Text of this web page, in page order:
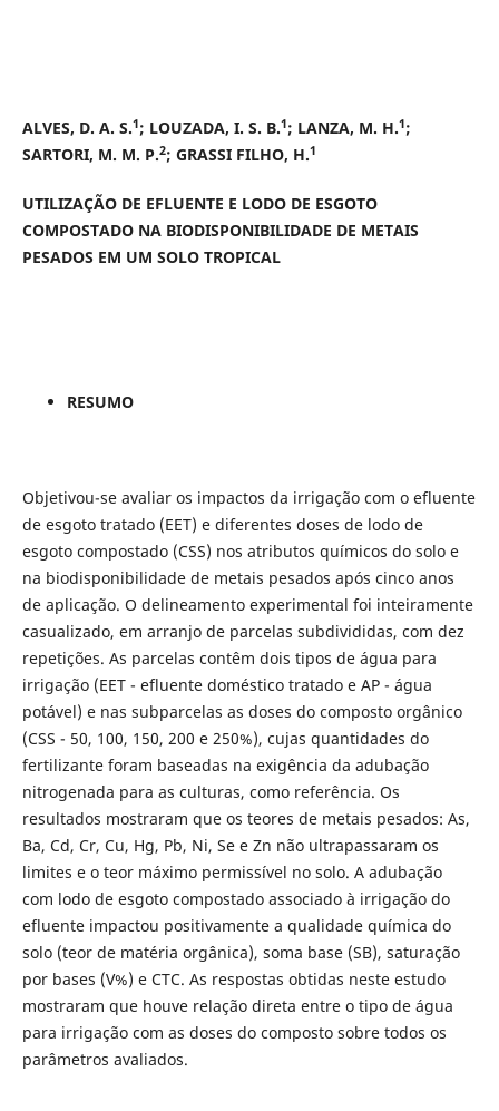
ALVES, D. A. S.1; LOUZADA, I. S. B.1; LANZA, M. H.1;
SARTORI, M. M. P.2; GRASSI FILHO, H.1
UTILIZAÇÃO DE EFLUENTE E LODO DE ESGOTO
COMPOSTADO NA BIODISPONIBILIDADE DE METAIS
PESADOS EM UM SOLO TROPICAL
RESUMO
Objetivou-se avaliar os impactos da irrigação com o efluente
de esgoto tratado (EET) e diferentes doses de lodo de
esgoto compostado (CSS) nos atributos químicos do solo e
na biodisponibilidade de metais pesados após cinco anos
de aplicação. O delineamento experimental foi inteiramente
casualizado, em arranjo de parcelas subdivididas, com dez
repetições. As parcelas contêm dois tipos de água para
irrigação (EET - efluente doméstico tratado e AP - água
potável) e nas subparcelas as doses do composto orgânico
(CSS - 50, 100, 150, 200 e 250%), cujas quantidades do
fertilizante foram baseadas na exigência da adubação
nitrogenada para as culturas, como referência. Os
resultados mostraram que os teores de metais pesados: As,
Ba, Cd, Cr, Cu, Hg, Pb, Ni, Se e Zn não ultrapassaram os
limites e o teor máximo permissível no solo. A adubação
com lodo de esgoto compostado associado à irrigação do
efluente impactou positivamente a qualidade química do
solo (teor de matéria orgânica), soma base (SB), saturação
por bases (V%) e CTC. As respostas obtidas neste estudo
mostraram que houve relação direta entre o tipo de água
para irrigação com as doses do composto sobre todos os
parâmetros avaliados.